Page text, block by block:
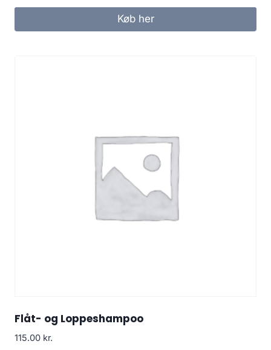
pris
pris
Køb her
Flåt- og Loppeshampoo
115.00 kr.